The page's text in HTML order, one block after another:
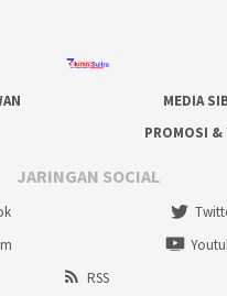
MEDIA
PROMOSI &
JARINGAN SOCIAL
RSS